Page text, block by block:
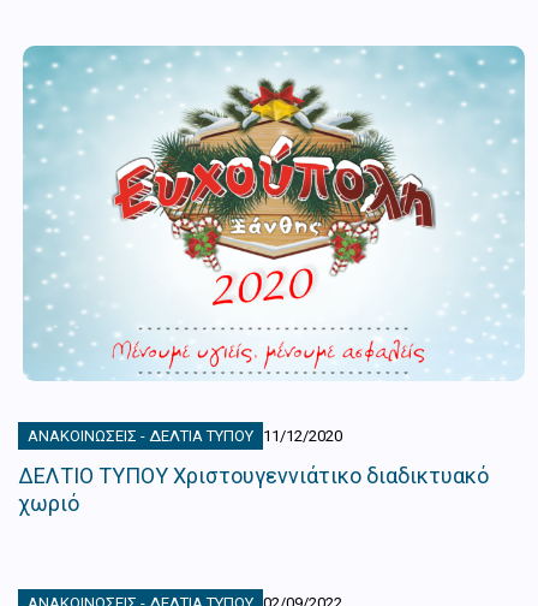
ΑΝΑΚΟΙΝΏΣΕΙΣ - ΔΕΛΤΊΑ ΤΎΠΟΥ 11/12/2020
ΔΕΛΤΙΟ ΤΥΠΟΥ Χριστουγεννιάτικο διαδικτυακό
χωριό